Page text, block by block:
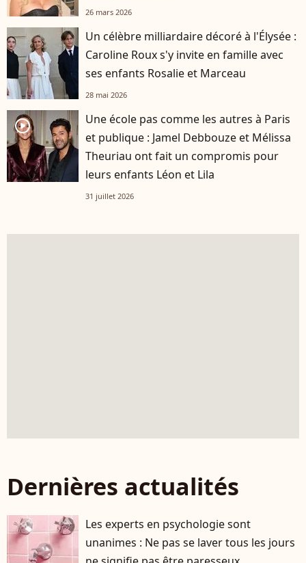
26 mars 2026
Un célèbre milliardaire décoré à l'Élysée :
Caroline Roux s'y invite en famille avec
ses enfants Rosalie et Marceau
28 mai 2026
player2
Une école pas comme les autres à Paris
et publique : Jamel Debbouze et Mélissa
Theuriau ont fait un compromis pour
leurs enfants Léon et Lila
31 juillet 2026
Dernières actualités
Les experts en psychologie sont
unanimes : Ne pas se laver tous les jours